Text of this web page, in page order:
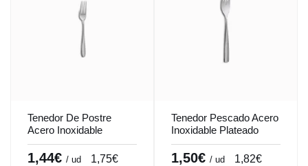
Tenedor De Postre
Acero Inoxidable
Plateado 18.6 Cm Tulip
Pro.mundi
1,44€ / ud 1,75€
Tenedor Pescado Acero
Inoxidable Plateado
19Cm Barcelona
Comas
1,50€ / ud 1,82€